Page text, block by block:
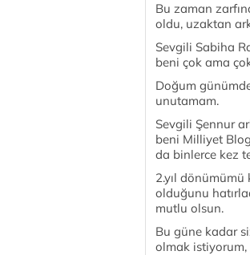
Bu zaman
oldu, uzaktan
Sevgili Sabiha
beni çok ama
Doğum
unutamam.
Sevgili Şennur
beni Milliyet
da binlerce kez
2.yıl
olduğunu
mutlu olsun.
Bu güne kadar
olmak istiyorum,